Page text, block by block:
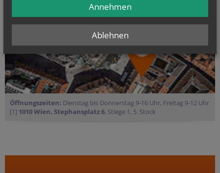
Öffnungszeiten: Dienstag bis Donnerstag 9-16 Uhr, Freitag 9-12 Uhr
[1] 1010 Wien, Stephansplatz 6, Stiege 1, 5. Stock
Ablehnen
Annehmen